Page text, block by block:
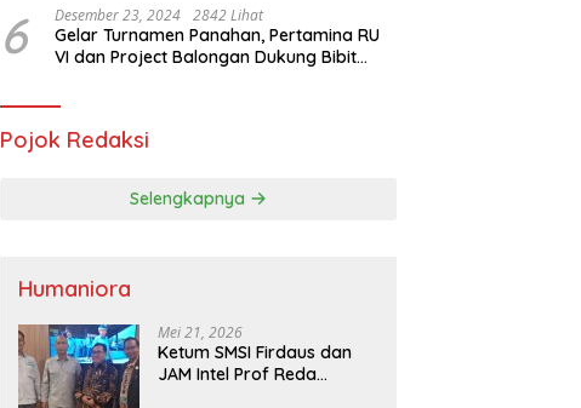
Tikus
6 Desember 23, 2024 2842 Lihat
Gelar Turnamen Panahan, Pertamina RU
VI dan Project Balongan Dukung Bibit
Pojok Redaksi
Selengkapnya
Humaniora
Mei 21, 2026
Ketum SMSI Firdaus dan
JAM Intel Prof Reda